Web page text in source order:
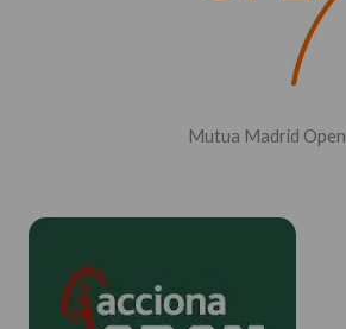
Mutua Madrid Open